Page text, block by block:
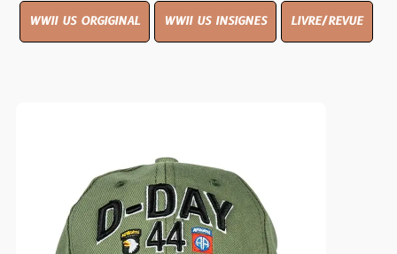
WWII US ORGIGINAL WWII US INSIGNES LIVRE/REVUE